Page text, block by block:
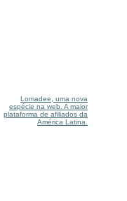
Lomadee, uma nova
espécie na web. A maior
plataforma de afiliados da
América Latina.